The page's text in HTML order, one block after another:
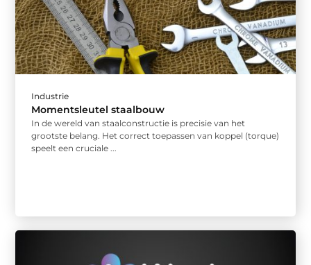
Industrie
Momentsleutel staalbouw
In de wereld van staalconstructie is precisie van het
grootste belang. Het correct toepassen van koppel (torque)
speelt een cruciale ...